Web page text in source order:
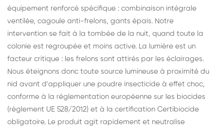
équipement renforcé spécifique : combinaison intégrale
ventilée, cagoule anti-frelons, gants épais. Notre
intervention se fait à la tombée de la nuit, quand toute la
colonie est regroupée et moins active. La lumière est un
facteur critique : les frelons sont attirés par les éclairages.
Nous éteignons donc toute source lumineuse à proximité du
nid avant d'appliquer une poudre insecticide à effet choc,
conforme à la réglementation européenne sur les biocides
(règlement UE 528/2012) et à la certification Certibiocide
obligatoire. Le produit agit rapidement et neutralise